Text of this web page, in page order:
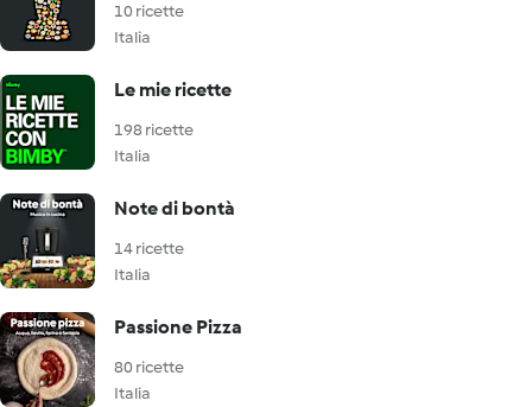
10 ricette
Italia
Le mie ricette
198 ricette
Italia
Note di bontà
14 ricette
Italia
Passione Pizza
80 ricette
Italia